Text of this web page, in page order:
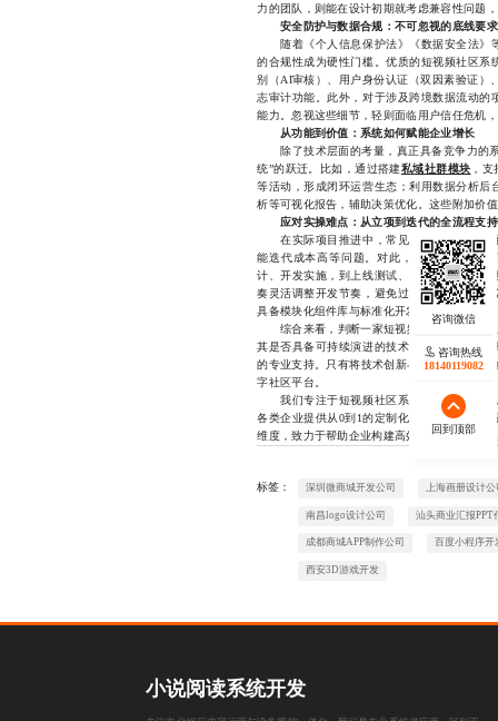
力的团队，则能在设计初期就考虑兼容性问题
安全防护与数据合规：不可忽视的底线要求
随着《个人信息保护法》《数据安全法》
的合规性成为硬性门槛。优质的短视频社区
别（AI审核）、用户身份认证（双因素验证）
志审计功能。此外，对于涉及跨境数据流动
能力。忽视这些细节，轻则面临用户信任危机
从功能到价值：系统如何赋能企业增长
除了技术层面的考量，真正具备竞争力的系
统”的跃迁。比如，通过搭建私域社群模块 ，
等活动，形成闭环运营生态；利用数据分析
析等可视化报告，辅助决策优化。这些附加价
应对实操难点：从立项到迭代的全流程支持
在实际项目推进中，常见痛点包括性能瓶
能迭代成本高等问题。对此，经验丰富的服
计、开发实施，到上线测试、运维监控、版
奏灵活调整开发节奏，避免过度承诺导致延
具备模块化组件库与标准化开发流程的服务商
综合来看，判断一家短视频社区系统开发服
其是否具备可持续演进的技术底座、是否理
的专业支持。只有将技术创新与商业目标深度
字社区平台。
我们专注于短视频社区系统开发领域多年
各类企业提供从0到1的定制化系统搭建服务
维度，致力于帮助企业构建高效、稳定、可扩
标签： 深圳微商城开发公司 上海画册设计公
南昌logo设计公司 汕头商业汇报PPT
成都商城APP制作公司 百度小程序开
西安3D游戏开发
小说阅读系统开发
咨询热线
18140119082
回到顶部